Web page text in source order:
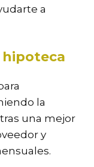
a
hipoteca
la
una mejor
y